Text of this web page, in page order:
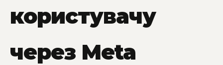
користувачу
через Meta